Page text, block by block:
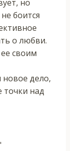
но
боится
о любви.
своим
новое дело,
точки над